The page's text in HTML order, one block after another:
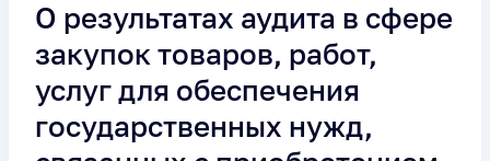
О результатах аудита в сфере
закупок товаров, работ,
услуг для обеспечения
государственных нужд,